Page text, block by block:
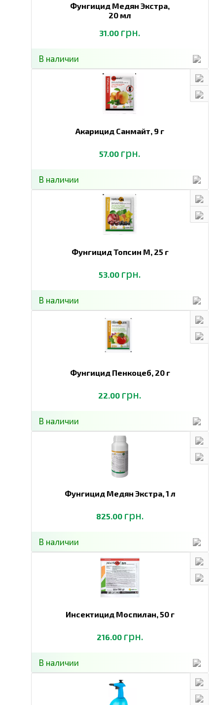
Фунгицид Медян Экстра,
20 мл
31.00 грн.
В наличии
Акарицид Санмайт, 9 г
57.00 грн.
В наличии
Фунгицид Топсин М, 25 г
53.00 грн.
В наличии
Фунгицид Пенкоцеб, 20 г
22.00 грн.
В наличии
Фунгицид Медян Экстра,1 л
825.00 грн.
В наличии
Инсектицид Моспилан,50 г
216.00 грн.
В наличии